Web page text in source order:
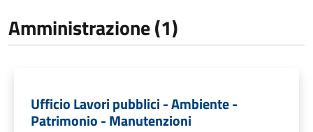
Amministrazione (1)
Ufficio Lavori pubblici - Ambiente -
Patrimonio - Manutenzioni